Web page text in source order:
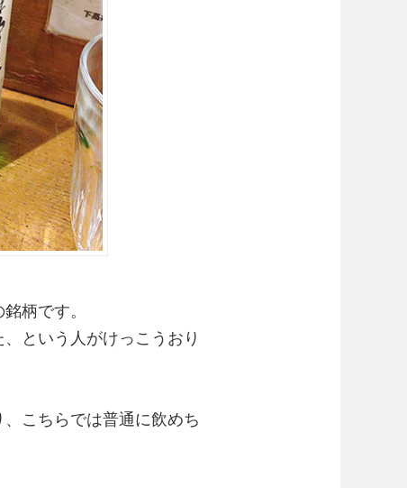
柄です。
という人がけっこうおり
こちらでは普通に飲めち